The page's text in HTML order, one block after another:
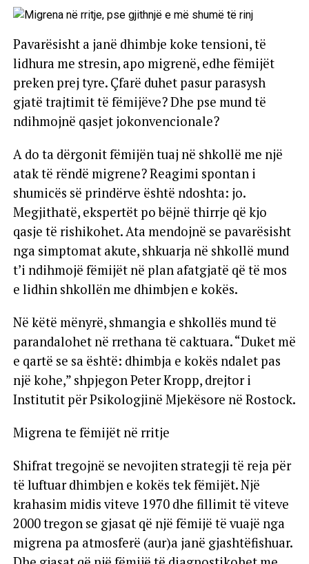
Pavarësisht a janë dhimbje koke tensioni, të
lidhura me stresin, apo migrenë, edhe fëmijët
preken prej tyre. Çfarë duhet pasur parasysh
gjatë trajtimit të fëmijëve? Dhe pse mund të
ndihmojnë qasjet jokonvencionale?
A do ta dërgonit fëmijën tuaj në shkollë me një
atak të rëndë migrene? Reagimi spontan i
shumicës së prindërve është ndoshta: jo.
Megjithatë, ekspertët po bëjnë thirrje që kjo
qasje të rishikohet. Ata mendojnë se pavarësisht
nga simptomat akute, shkuarja në shkollë mund
t’i ndihmojë fëmijët në plan afatgjatë që të mos
e lidhin shkollën me dhimbjen e kokës.
Në këtë mënyrë, shmangia e shkollës mund të
parandalohet në rrethana të caktuara. “Duket më
e qartë se sa është: dhimbja e kokës ndalet pas
një kohe,” shpjegon Peter Kropp, drejtor i
Institutit për Psikologjinë Mjekësore në Rostock.
Migrena te fëmijët në rritje
Shifrat tregojnë se nevojiten strategji të reja për
të luftuar dhimbjen e kokës tek fëmijët. Një
krahasim midis viteve 1970 dhe fillimit të viteve
2000 tregon se gjasat që një fëmijë të vuajë nga
migrena pa atmosferë (aur)a janë gjashtëfishuar.